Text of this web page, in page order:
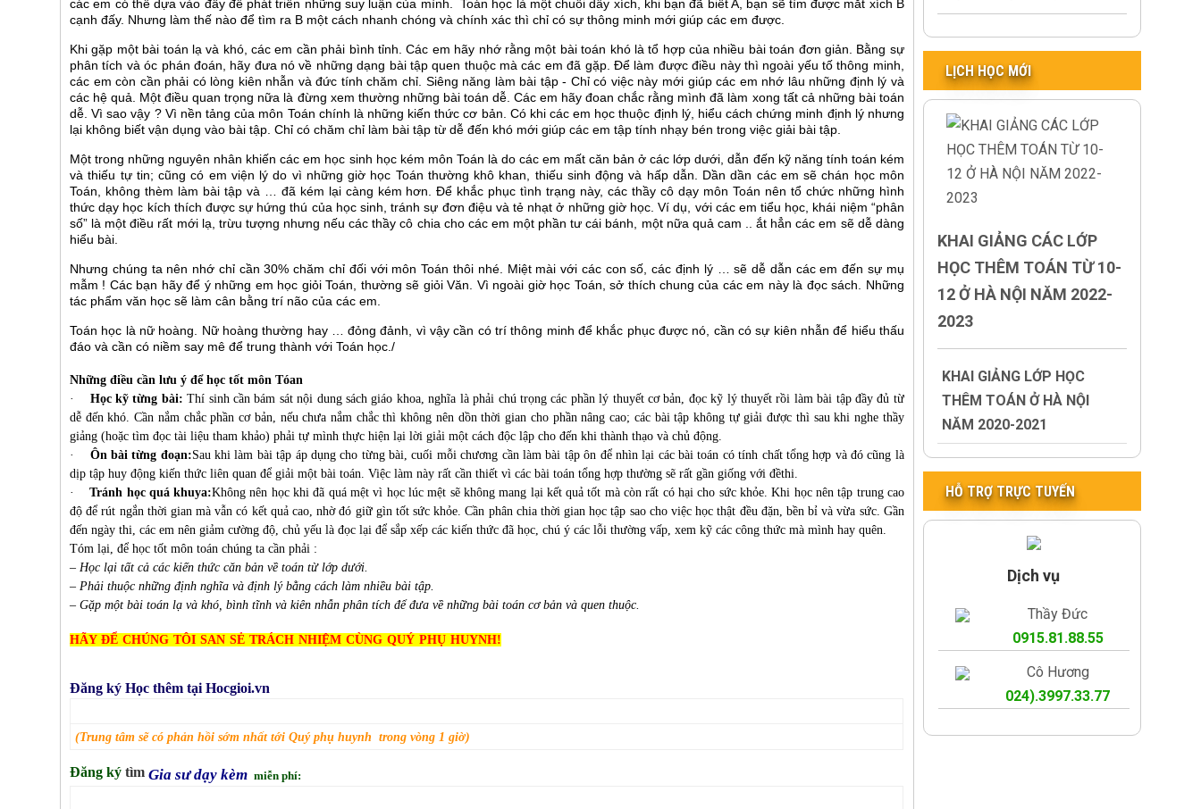
các em có thể dựa vào đấy để phát triển những suy luận của mình. Toán học là một chuỗi dây xích, khi bạn đã biết A, bạn sẽ tìm được mắt xích B
cạnh đấy. Nhưng làm thế nào để tìm ra B một cách nhanh chóng và chính xác thì chỉ có sự thông minh mới giúp các em được.
Khi gặp một bài toán lạ và khó, các em cần phải bình tỉnh. Các em hãy nhớ rằng một bài toán khó là tổ hợp của nhiều bài toán đơn giản. Bằng sự
phân tích và óc phán đoán, hãy đưa nó về những dạng bài tập quen thuộc mà các em đã gặp. Để làm được điều này thì ngoài yếu tố thông minh,
các em còn cần phải có lòng kiên nhẫn và đức tính chăm chỉ. Siêng năng làm bài tập - Chỉ có việc này mới giúp các em nhớ lâu những định lý và
các hệ quả. Một điều quan trọng nữa là đừng xem thường những bài toán dễ. Các em hãy đoan chắc rằng mình đã làm xong tất cả những bài toán
dễ. Vì sao vậy ? Vì nền tảng của môn Toán chính là những kiến thức cơ bản. Có khi các em học thuộc định lý, hiểu cách chứng minh định lý nhưng
lại không biết vận dụng vào bài tập. Chỉ có chăm chỉ làm bài tập từ dễ đến khó mới giúp các em tập tính nhạy bén trong việc giải bài tập.
Một trong những nguyên nhân khiến các em học sinh học kém môn Toán là do các em mất căn bản ở các lớp dưới, dẫn đến kỹ năng tính toán kém
và thiếu tự tin; cũng có em viện lý do vì những giờ học Toán thường khô khan, thiếu sinh động và hấp dẫn. Dần dần các em sẽ chán học môn
Toán, không thèm làm bài tập và … đã kém lại càng kém hơn. Để khắc phục tình trạng này, các thầy cô dạy môn Toán nên tổ chức những hình
thức dạy học kích thích được sự hứng thú của học sinh, tránh sự đơn điệu và tẻ nhạt ở những giờ học. Ví dụ, với các em tiểu học, khái niệm “phân
số” là một điều rất mới lạ, trừu tượng nhưng nếu các thầy cô chia cho các em một phần tư cái bánh, một nữa quả cam .. ắt hẳn các em sẽ dễ dàng
hiểu bài.
Nhưng chúng ta nên nhớ chỉ cần 30% chăm chỉ đối với môn Toán thôi nhé. Miệt mài với các con số, các định lý … sẽ dễ dẫn các em đến sự mụ
mẫm ! Các bạn hãy để ý những em học giỏi Toán, thường sẽ giỏi Văn. Vì ngoài giờ học Toán, sở thích chung của các em này là đọc sách. Những
tác phẩm văn học sẽ làm cân bằng trí não của các em.
Toán học là nữ hoàng. Nữ hoàng thường hay … đỏng đảnh, vì vậy cần có trí thông minh để khắc phục được nó, cần có sự kiên nhẫn để hiểu thấu
đáo và cần có niềm say mê để trung thành với Toán học./
Những điều cần lưu ý để học tốt môn Tóan
· Học kỹ từng bài:Thí sinh cần bám sát nội dung sách giáo khoa, nghĩa là phải chú trọng các phần lý thuyết cơ bản, đọc kỹ lý thuyết rồi làm bài tập đầy đủ từ
dễ đến khó. Cần nắm chắc phần cơ bản, nếu chưa nắm chắc thì không nên dồn thời gian cho phần nâng cao; các bài tập không tự giải được thì sau khi nghe thầy
giảng (hoặc tìm đọc tài liệu tham khảo) phải tự mình thực hiện lại lời giải một cách độc lập cho đến khi thành thạo và chủ động.
· Ôn bài từng đoạn:Sau khi làm bài tập áp dụng cho từng bài, cuối mỗi chương cần làm bài tập ôn để nhìn lại các bài toán có tính chất tổng hợp và đó cũng là
dịp tập huy động kiến thức liên quan để giải một bài toán. Việc làm này rất cần thiết vì các bài toán tổng hợp thường sẽ rất gần giống với đềthi.
·Tránh học quá khuya:Không nên học khi đã quá mệt vì học lúc mệt sẽ không mang lại kết quả tốt mà còn rất có hại cho sức khỏe. Khi học nên tập trung cao
độ để rút ngắn thời gian mà vẫn có kết quả cao, nhờ đó giữ gìn tốt sức khỏe. Cần phân chia thời gian học tập sao cho việc học thật đều đặn, bền bỉ và vừa sức. Gần
đến ngày thi, các em nên giảm cường độ, chủ yếu là đọc lại để sắp xếp các kiến thức đã học, chú ý các lỗi thường vấp, xem kỹ các công thức mà mình hay quên.
Tóm lại, để học tốt môn toán chúng ta cần phải :
– Học lại tất cả các kiến thức căn bản về toán từ lớp dưới.
– Phải thuộc những định nghĩa và định lý bằng cách làm nhiều bài tập.
– Gặp một bài toán lạ và khó, bình tĩnh và kiên nhẫn phân tích để đưa về những bài toán cơ bản và quen thuộc.
HÃY ĐỂ CHÚNG TÔI SAN SẺ TRÁCH NHIỆM CÙNG QUÝ PHỤ HUYNH!
Đăng ký Học thêm tại Hocgioi.vn
(Trung tâm sẽ có phản hồi sớm nhất tới Quý phụ huynh trong vòng 1 giờ)
Đăng ký tìm Gia sư dạy kèm miễn phí:
LỊCH HỌC MỚI
KHAI GIẢNG CÁC LỚP
HỌC THÊM TOÁN TỪ 10-
12 Ở HÀ NỘI NĂM 2022-
2023
KHAI GIẢNG LỚP HỌC
THÊM TOÁN Ở HÀ NỘI
NĂM 2020-2021
HỖ TRỢ TRỰC TUYẾN
Dịch vụ
Thầy Đức
0915.81.88.55
Cô Hương
024).3997.33.77